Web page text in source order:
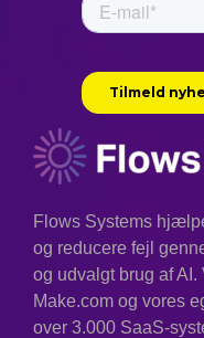
Flows Systems
og reducere fejl
og udvalgt brug af
Make.com og vores
over 3.000 SaaS-